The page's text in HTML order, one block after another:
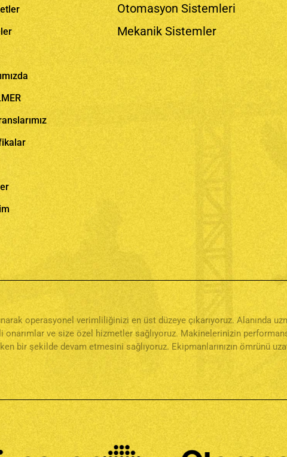
Otomasyon Sistemleri
Mekanik Sistemler
operasyonel verimliliğinizi en üst düzeye çıkarıyoruz. Alanında
onarımlar ve size özel hizmetler sağlıyoruz. Makinelerinizin
bir şekilde devam etmesini sağlıyoruz. Ekipmanlarınızın ömrünü